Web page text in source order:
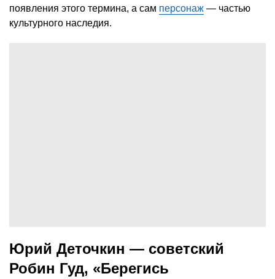
появления этого термина, а сам персонаж — частью
культурного наследия.
Юрий Деточкин — советский
Робин Гуд, «Берегись